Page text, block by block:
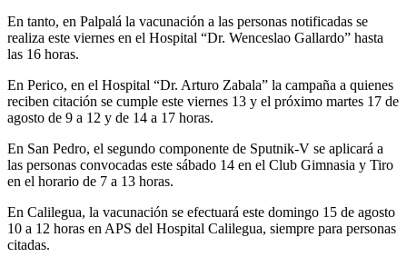
En tanto, en Palpalá la vacunación a las personas notificadas se
realiza este viernes en el Hospital “Dr. Wenceslao Gallardo” hasta
las 16 horas.
En Perico, en el Hospital “Dr. Arturo Zabala” la campaña a quienes
reciben citación se cumple este viernes 13 y el próximo martes 17 de
agosto de 9 a 12 y de 14 a 17 horas.
En San Pedro, el segundo componente de Sputnik-V se aplicará a
las personas convocadas este sábado 14 en el Club Gimnasia y Tiro
en el horario de 7 a 13 horas.
En Calilegua, la vacunación se efectuará este domingo 15 de agosto
10 a 12 horas en APS del Hospital Calilegua, siempre para personas
citadas.